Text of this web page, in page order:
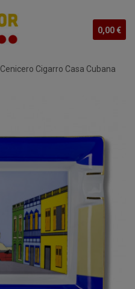
0,00 €
Cenicero Cigarro Casa Cubana